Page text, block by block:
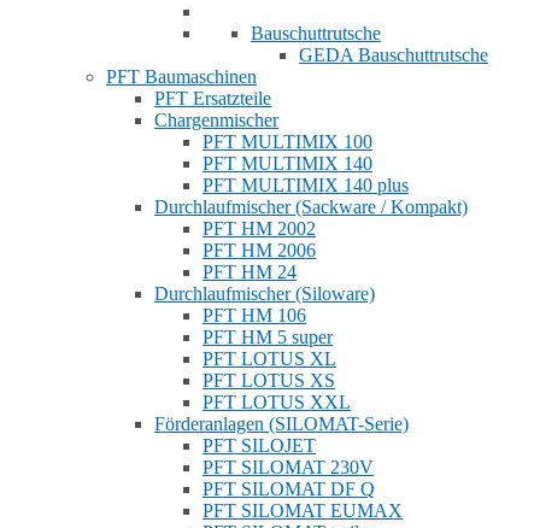
Bauschuttrutsche
GEDA Bauschuttrutsche
PFT Baumaschinen
PFT Ersatzteile
Chargenmischer
PFT MULTIMIX 100
PFT MULTIMIX 140
PFT MULTIMIX 140 plus
Durchlaufmischer (Sackware / Kompakt)
PFT HM 2002
PFT HM 2006
PFT HM 24
Durchlaufmischer (Siloware)
PFT HM 106
PFT HM 5 super
PFT LOTUS XL
PFT LOTUS XS
PFT LOTUS XXL
Förderanlagen (SILOMAT-Serie)
PFT SILOJET
PFT SILOMAT 230V
PFT SILOMAT DF Q
PFT SILOMAT EUMAX